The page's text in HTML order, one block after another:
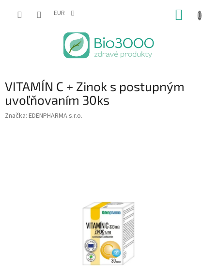
EUR
VITAMÍN C + Zinok s postupným
uvoľňovaním 30ks
Značka: EDENPHARMA s.r.o.